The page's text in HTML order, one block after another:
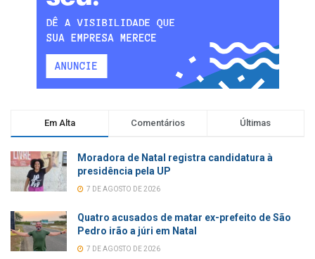
Em Alta Comentários Últimas
Moradora de Natal registra candidatura à
presidência pela UP
7 DE AGOSTO DE 2026
Quatro acusados de matar ex-prefeito de São
Pedro irão a júri em Natal
7 DE AGOSTO DE 2026